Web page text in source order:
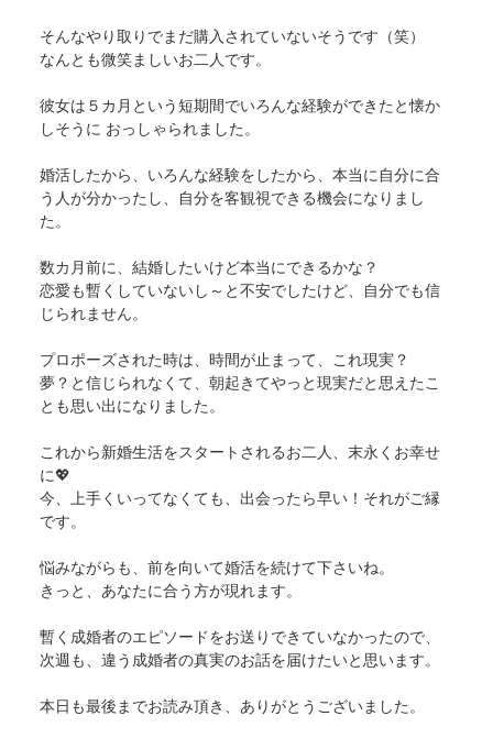
そんなやり取りでまだ購入されていないそうです（笑）
なんとも微笑ましいお二人です。
彼女は５カ月という短期間でいろんな経験ができたと懐か
しそうに おっしゃられました。
婚活したから、いろんな経験をしたから、本当に自分に合
う人が分かったし、自分を客観視できる機会になりまし
た。
数カ月前に、結婚したいけど本当にできるかな？
恋愛も暫くしていないし～と不安でしたけど、自分でも信
じられません。
プロポーズされた時は、時間が止まって、これ現実？
夢？と信じられなくて、朝起きてやっと現実だと思えたこ
とも思い出になりました。
これから新婚生活をスタートされるお二人、末永くお幸せ
に💖
今、上手くいってなくても、出会ったら早い！それがご縁
です。
悩みながらも、前を向いて婚活を続けて下さいね。
きっと、あなたに合う方が現れます。
暫く成婚者のエピソードをお送りできていなかったので、
次週も、違う成婚者の真実のお話を届けたいと思います。
本日も最後までお読み頂き、ありがとうございました。